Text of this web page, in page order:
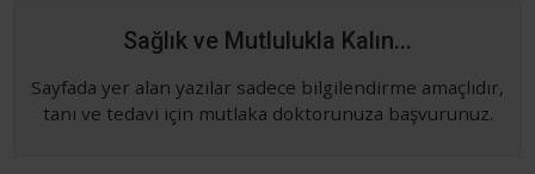
Sağlık ve Mutlulukla Kalın...
Sayfada yer alan yazılar sadece bilgilendirme amaçlıdır,
tanı ve tedavi için mutlaka doktorunuza başvurunuz.